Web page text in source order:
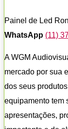
Painel de Led
WhatsApp (11)
A WGM
mercado por sua
dos seus
equipamento tem
apresentações,